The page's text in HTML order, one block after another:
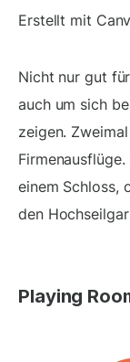
Erstellt mit
Nicht nur gut
auch um sich
zeigen.
einem Schloss,
den
Playing